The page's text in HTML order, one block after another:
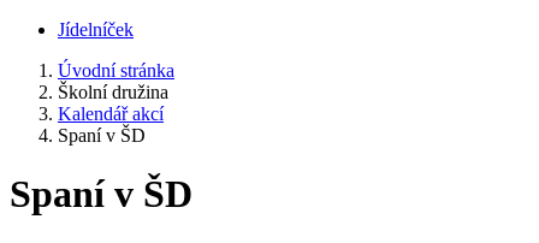
Jídelníček
Úvodní stránka
Školní družina
Kalendář akcí
Spaní v ŠD
Spaní v ŠD